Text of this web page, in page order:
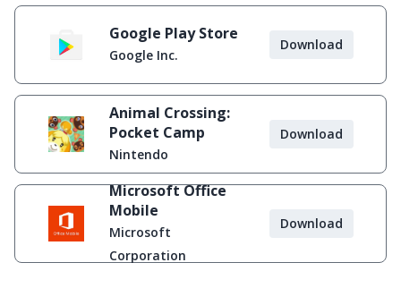
Google Play Store
Google Inc.
Download
Animal Crossing:
Pocket Camp
Nintendo
Download
Microsoft Office
Mobile
Microsoft
Corporation
Download